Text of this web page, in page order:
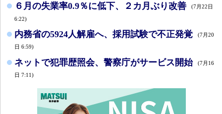
６月の失業率0.9％に低下、２カ月ぶり改善 (7月22日
6:22)
内務省の5924人解雇へ、採用試験で不正発覚
(7月20
日 6:59)
ネットで犯罪歴照会、警察庁がサービス開始
(7月16
日 7:11)